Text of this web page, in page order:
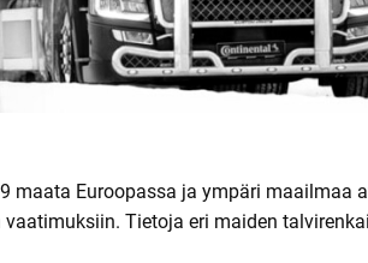
Euroopassa ja ympäri maailmaa
Tietoja eri maiden